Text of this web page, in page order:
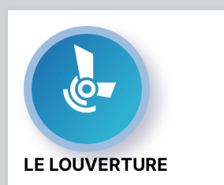
LE LOUVERTURE